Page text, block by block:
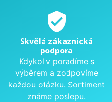
verified_user
Skvělá zákaznická
podpora
Kdykoliv poradíme s
výběrem a zodpovíme
každou otázku. Sortiment
známe poslepu.